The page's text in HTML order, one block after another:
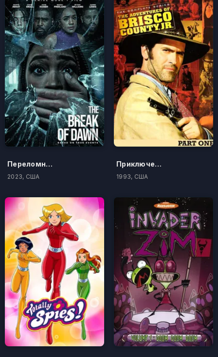
Переломный момент
2023, США
Приключения Бриско Каунти-младшего
1993, США